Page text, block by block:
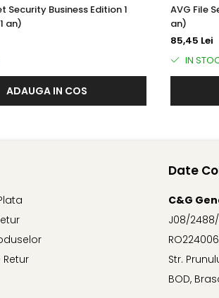
să acceseze camerele web de pe
browser.
DNS (Domain Name System),
ce afacerea dvs. crește, cresc și
de administrare online - oricând și de
Security Business Edition 1
an)
ADAUGA IN COS
AVG File
an)
85,45 Lei
IN
Date
C&G
J08/
Str.
BOD,